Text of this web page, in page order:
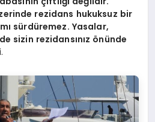
rezidans hukuksuz bir
sürdüremez. Yasalar,
sizin rezidansınız önünde